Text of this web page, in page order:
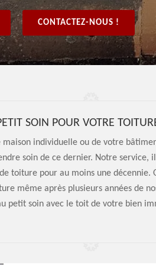
CONTACTEZ-NOUS !
SOIN POUR VOTRE
individuelle ou de votre
soin de ce dernier. Notre service,
de toiture pour au moins une
même après plusieurs années de
petit soin avec le toit de votre bien